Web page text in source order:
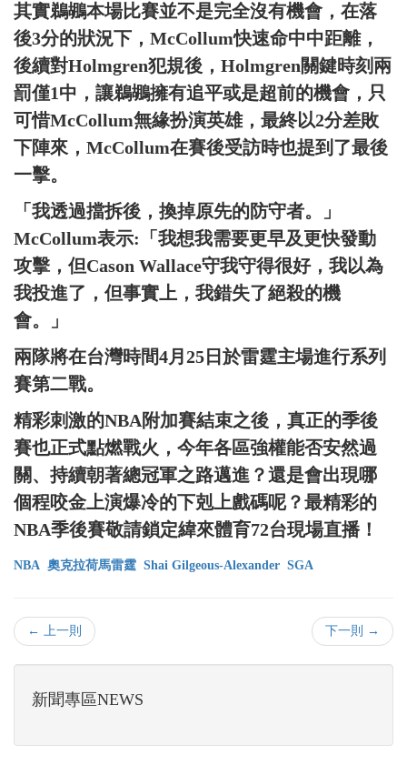
其實鵜鶘本場比賽並不是完全沒有機會，在落
後3分的狀況下，McCollum快速命中中距離，
後續對Holmgren犯規後，Holmgren關鍵時刻兩
罰僅1中，讓鵜鶘擁有追平或是超前的機會，只
可惜McCollum無緣扮演英雄，最終以2分差敗
下陣來，McCollum在賽後受訪時也提到了最後
一擊。
「我透過擋拆後，換掉原先的防守者。」
McCollum表示:「我想我需要更早及更快發動
攻擊，但Cason Wallace守我守得很好，我以為
我投進了，但事實上，我錯失了絕殺的機
會。」
兩隊將在台灣時間4月25日於雷霆主場進行系列
賽第二戰。
精彩刺激的NBA附加賽結束之後，真正的季後
賽也正式點燃戰火，今年各區強權能否安然過
關、持續朝著總冠軍之路邁進？還是會出現哪
個程咬金上演爆冷的下剋上戲碼呢？最精彩的
NBA季後賽敬請鎖定緯來體育72台現場直播！
NBA 奧克拉荷馬雷霆 Shai Gilgeous-Alexander SGA
← 上一則 下一則 →
新聞專區NEWS